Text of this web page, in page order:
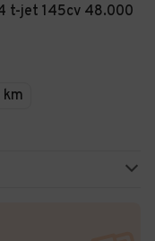
t-jet 145cv 48.000